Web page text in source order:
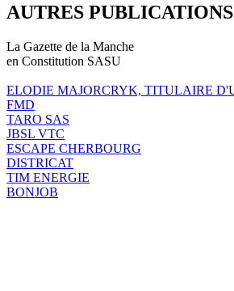
AUTRES
La Gazette de la Manche
en Constitution SASU
ELODIE MAJORCRYK, TITULAIRE
FMD
TARO SAS
JBSL VTC
ESCAPE CHERBOURG
DISTRICAT
TIM ENERGIE
BONJOB